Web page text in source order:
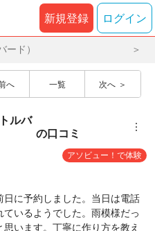
新規登録 ログイン
ド）
へ 一覧 次へ
ルバ
の口コミ ︙
アソビュー！で体験
に予約しました。当日は電話
いるようでした。雨模様だっ
います。丁寧に作り方を教え